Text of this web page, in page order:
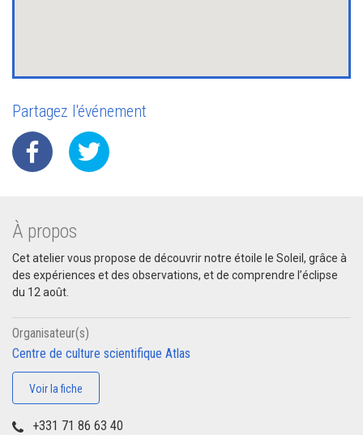
Partagez l'événement
À propos
Cet atelier vous propose de découvrir notre étoile le Soleil, grâce à
des expériences et des observations, et de comprendre l’éclipse
du 12 août.
Organisateur(s)
Centre de culture scientifique Atlas
Voir la fiche
+331 71 86 63 40